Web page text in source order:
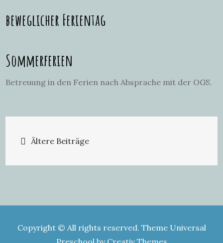
beweglicher Ferientag
Sommerferien
Betreuung in den Ferien nach Absprache mit der OGS.
Beitragsnavigation
Ältere Beiträge
Copyright © All rights reserved. Theme Universal